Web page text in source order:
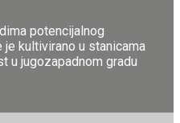
potencijalnog
kultivirano u stanicama
u jugozapadnom gradu